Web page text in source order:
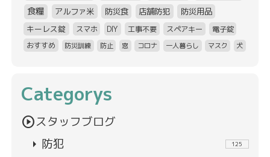
食糧
アルファ米 防災食 店舗防犯 防災用品
キーレス錠 スマホ DIY 工事不要 スペアキー
電子錠
おすすめ
防災訓練 防止 窓 コロナ 一人暮らし マスク 犬
Categorys
play_circleスタッフブログ
arrow_right 防犯 125